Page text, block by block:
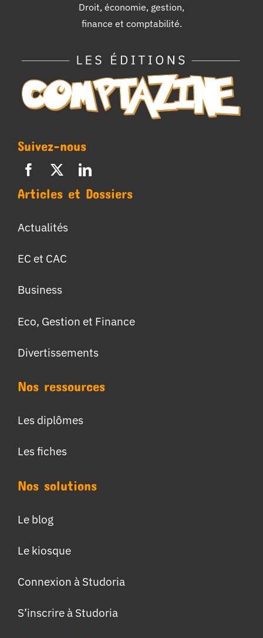
Droit, économie, gestion,
finance et comptabilité.
Suivez-nous
Articles et Dossiers
Actualités
EC et CAC
Business
Eco, Gestion et Finance
Divertissements
Nos ressources
Les diplômes
Les fiches
Nos solutions
Le blog
Le kiosque
Connexion à Studoria
S’inscrire à Studoria